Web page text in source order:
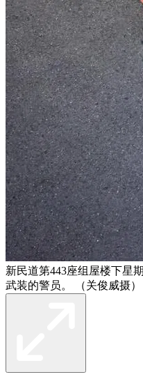
新民道第443座组屋楼下星
武装的警员。 （关俊威摄）